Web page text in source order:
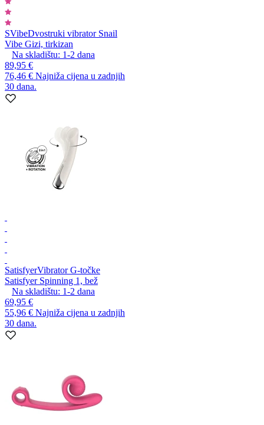
SVibeDvostruki vibrator Snail
Vibe Gizi, tirkizan
Na skladištu: 1-2 dana
89,95 €
76,46 € Najniža cijena u zadnjih
30 dana.
SatisfyerVibrator G-točke
Satisfyer Spinning 1, bež
Na skladištu: 1-2 dana
69,95 €
55,96 € Najniža cijena u zadnjih
30 dana.